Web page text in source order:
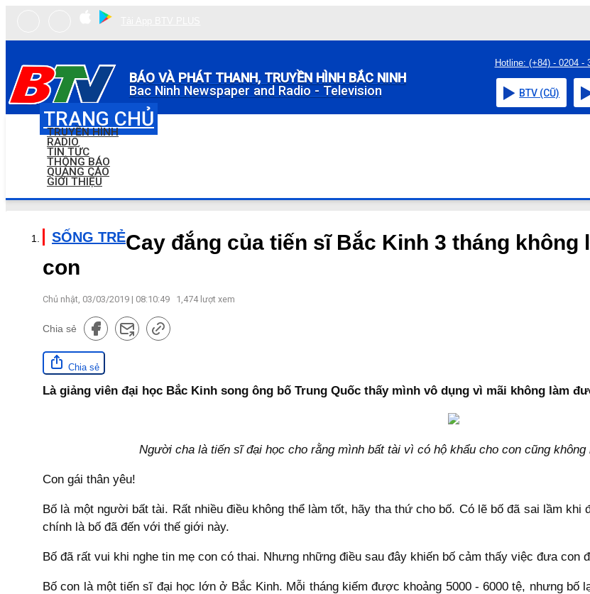
BÁO VÀ PHÁT THANH, TRUYỀN HÌNH BẮC NINH
Bac Ninh Newspaper and Radio - Television
Hotline: (+84) - 0204 -
BTV (CŨ)
TRANG CHỦ
TRUYỀN HÌNH
RADIO
TIN TỨC
THÔNG BÁO
QUẢNG CÁO
GIỚI THIỆU
SỐNG TRẺCay đắng của tiến sĩ Bắc Kinh 3 tháng
con
Chủ nhật, 03/03/2019 | 08:10:49 1,474lượt xem
Chia sẻ
Chia sẻ
Là giảng viên đại học Bắc Kinh song ông bố Trung Quốc thấy mình vô dụng vì mãi không làm
Người cha là tiến sĩ đại học cho rằng mình bất tài vì có hộ khẩu cho con cũng
Con gái thân yêu!
Bố là một người bất tài. Rất nhiều điều không thể làm tốt, hãy tha thứ cho bố. Có lẽ bố đã sai lầm
chính là bố đã đến với thế giới này.
Bố đã rất vui khi nghe tin mẹ con có thai. Nhưng những điều sau đây khiến bố cảm thấy việc đưa con
Bố con là một tiến sĩ đại học lớn ở Bắc Kinh. Mỗi tháng kiếm được khoảng 5000 - 6000 tệ, nhưng